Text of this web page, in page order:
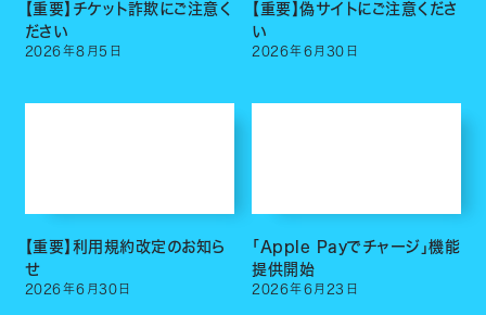
【重要】チケット詐欺にご注意く
ださい
2026年8 月 5 日
【重要】偽サイトにご注意くださ
い
2026年6月 30 日
【重要】利用規約改定のお知ら
せ
2026年6 月 30 日
「Apple Payでチャージ」機能
提供開始
2026年6 月 23 日